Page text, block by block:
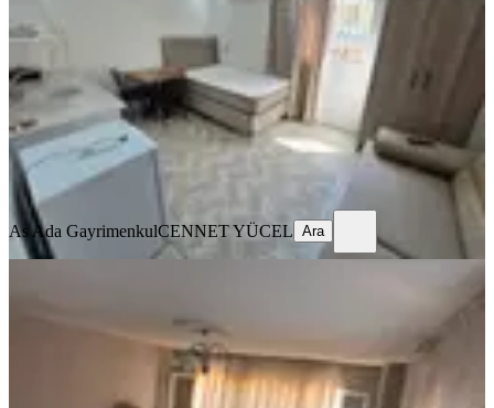
Seyhan, Yeşilyurt Mahallesi
· 03.08.2026
14.000 ₺
As Ada Gayrimenkul CENNET YÜCEL
Ara
As Ada GayrimenkulCENNET YÜCEL Ara
Seyhan, Ziyapaşa Mahallesi
·130 m²·1. Kat·06.08.2026